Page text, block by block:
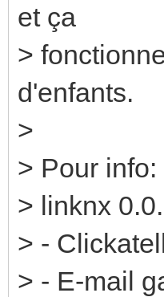
et ça
>
d'enfants.
>
> Pour info:
> linknx
> -
> - E-mail